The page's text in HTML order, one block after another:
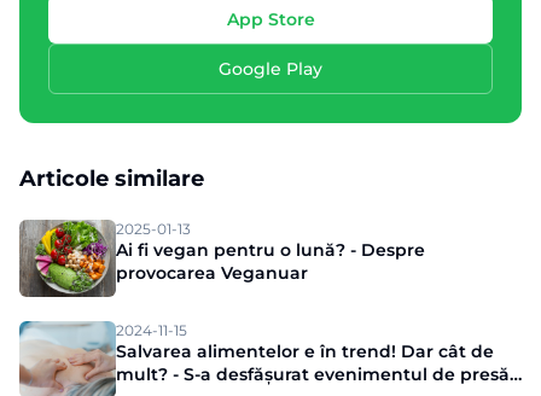
App Store
Google Play
Articole similare
2025-01-13
Ai fi vegan pentru o lună? - Despre
provocarea Veganuar
2024-11-15
Salvarea alimentelor e în trend! Dar cât de
mult? - S-a desfășurat evenimentul de presă